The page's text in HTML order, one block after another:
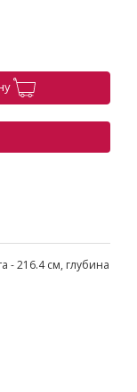
- 216.4 см, глубина